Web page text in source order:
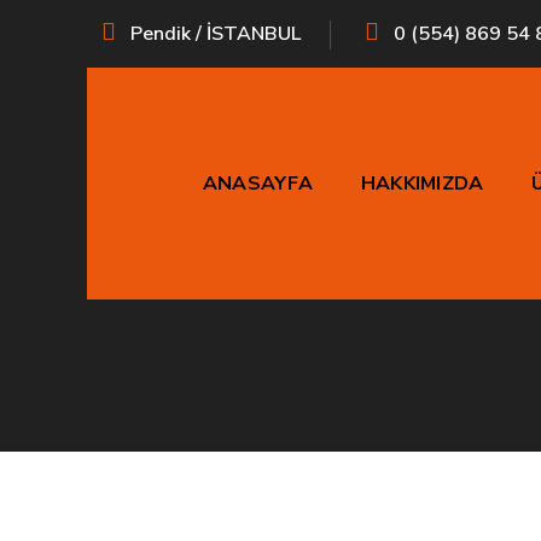
Pendik / İSTANBUL 0 (554) 869 54
ANASAYFA HAKKIMIZDA